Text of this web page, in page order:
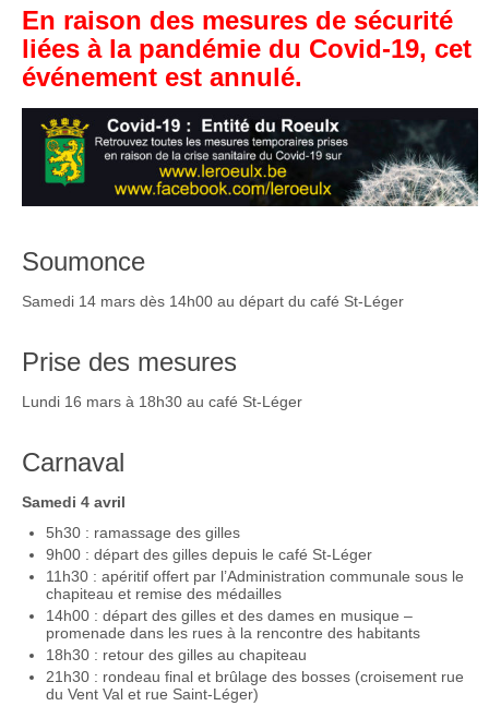
En raison des mesures de sécurité
liées à la pandémie du Covid-19, cet
événement est annulé.
Soumonce
Samedi 14 mars dès 14h00 au départ du café St-Léger
Prise des mesures
Lundi 16 mars à 18h30 au café St-Léger
Carnaval
Samedi 4 avril
5h30 : ramassage des gilles
9h00 : départ des gilles depuis le café St-Léger
11h30 : apéritif offert par l’Administration communale sous le
chapiteau et remise des médailles
14h00 : départ des gilles et des dames en musique –
promenade dans les rues à la rencontre des habitants
18h30 : retour des gilles au chapiteau
21h30 : rondeau final et brûlage des bosses (croisement rue
du Vent Val et rue Saint-Léger)